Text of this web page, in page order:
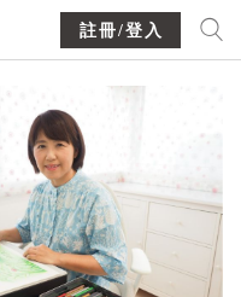
註冊/登入